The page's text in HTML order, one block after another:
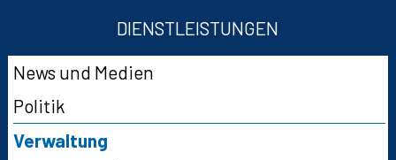
DIENSTLEISTUNGEN
Suchformular
Subnavigation
News und Medien
Politik
Verwaltung